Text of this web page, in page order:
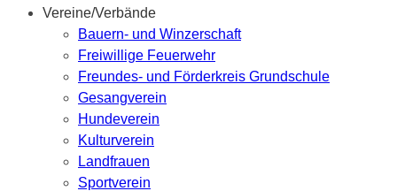
Vereine/Verbände
Bauern- und Winzerschaft
Freiwillige Feuerwehr
Freundes- und Förderkreis Grundschule
Gesangverein
Hundeverein
Kulturverein
Landfrauen
Sportverein